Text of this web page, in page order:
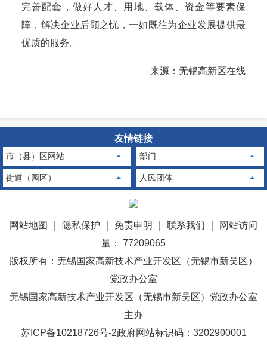
完善配套，做好人才、用地、载体、资金等要素保
障，解决企业后顾之忧，一如既往为企业发展提供最
优质的服务。
来源：无锡高新区在线
友情链接
市（县）区网站 部门
街道（园区） 人民团体
网站地图 隐私保护 免责申明 联系我们
网站访问
量： 77209065
版权所有：无锡国家高新技术产业开发区（无锡市新吴区）
党政办公室
无锡国家高新技术产业开发区（无锡市新吴区）党政办公室
主办
苏ICP备10218726号-2政府网站标识码：3202900001